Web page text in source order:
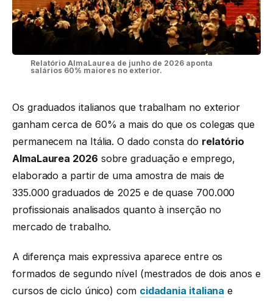
Relatório AlmaLaurea de junho de 2026 aponta
salários 60% maiores no exterior.
Os graduados italianos que trabalham no exterior
ganham cerca de 60% a mais do que os colegas que
permanecem na Itália. O dado consta do relatório
AlmaLaurea 2026 sobre graduação e emprego,
elaborado a partir de uma amostra de mais de
335.000 graduados de 2025 e de quase 700.000
profissionais analisados quanto à inserção no
mercado de trabalho.
A diferença mais expressiva aparece entre os
formados de segundo nível (mestrados de dois anos e
cursos de ciclo único) com cidadania italiana e